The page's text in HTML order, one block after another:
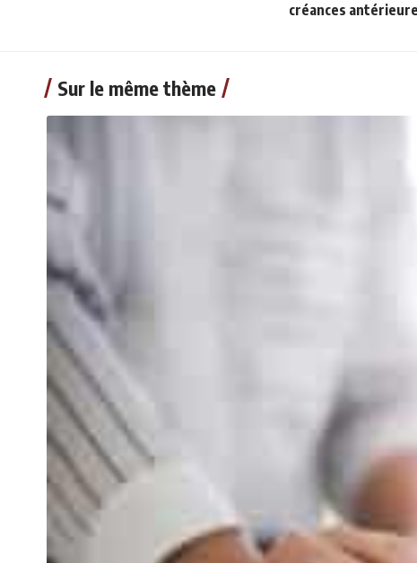
créances
Sur le même thème